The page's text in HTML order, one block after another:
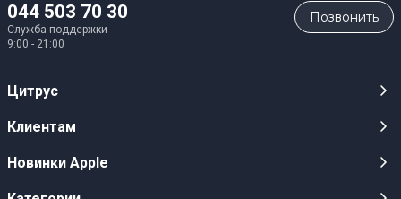
044 503 70 30
Служба поддержки
9:00 - 21:00
Позвонить
Цитрус
Карьера
Клиентам
Публичные оферты
Новинки Apple
iPhone 17